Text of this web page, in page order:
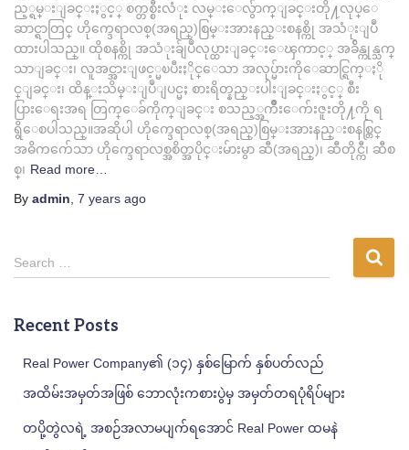
ည့္ရမ္းျခင္းႏွင့္ စက္တစ္စီးလံုး လမ္းေလွ်ာက္ျခင္းတို႔လုပ္ေ
ဆာင္ရာတြင္ ဟိုက္ဒေရာလစ္(အရည္)စြမ္းအားနည္းစနစ္ကို အသံုးျပဳ
ထားပါသည္။ ထိုစနစ္ကို အသံုးခ်ျပဳလုပ္ထားျခင္းေၾကာင့္ အခ်ိန္ကုန္သက္
သာျခင္း၊ လူအင္အားျဖင့္မၿပီးႏိုင္ေသာ အလုပ္မ်ားကိုေဆာင္ရြက္ႏို
င္ျခင္း၊ ထိန္းသိမ္းျပဳျပင္မႈ စားရိတ္နည္းပါးျခင္းႏွင့္ စီး
ပြားေရးအရ တြက္ေခ်ကိုက္ျခင္း စသည့္အက်ဳိးေက်းဇူးတို႔ကို ရ
ရွိေစပါသည္။အဆိုပါ ဟိုက္ဒေရာလစ္(အရည္)စြမ္းအားနည္းစနစ္တြင္
အဓိကက်ေသာ ဟိုက္ဒေရာလစ္အစိတ္အပိုင္းမ်ားမွာ ဆီ(အရည္)၊ ဆီတိုင္ကီ၊ ဆီစ
စ္၊ Read more…
By admin 7 years ago
S
e
r
c
Search …
Recent Posts
Real Power Company၏ (၁၄) နှစ်မြောက် နှစ်ပတ်လည်
အထိမ်းအမှတ်အဖြစ် ဘောလုံးကစားပွဲမှ အမှတ်တရပုံရိပ်များ
တပို့တွဲလရဲ့ အစဉ်အလာမပျက်ရအောင် Real Power ထမနဲ